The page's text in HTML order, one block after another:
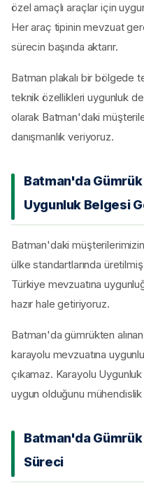
özel amaçlı araçlar için
Her araç tipinin mevzuat
sürecin başında aktarır.
Batman plakalı bir bölgede
teknik özellikleri uygunluk
olarak Batman'daki
danışmanlık veriyoruz.
Batman'da Gümrük
Uygunluk Belgesi
Batman'daki
ülke standartlarında
Türkiye mevzuatına
hazır hale getiriyoruz.
Batman'da gümrükten
karayolu mevzuatına
çıkamaz. Karayolu
uygun olduğunu
Batman'da
Süreci